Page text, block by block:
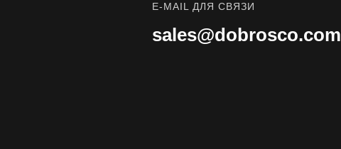
sales@dobrosco.com
E-MAIL ДЛЯ СВЯЗИ